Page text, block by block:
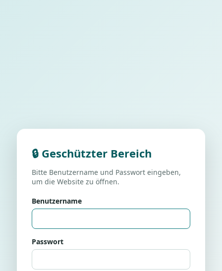
🔒 Geschützter Bereich
Bitte Benutzername und Passwort eingeben,
um die Website zu öffnen.
Benutzername
Passwort